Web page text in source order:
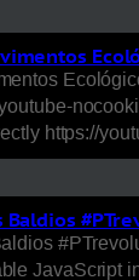
https://
JavaScript